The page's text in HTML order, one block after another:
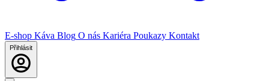
E-shop Káva Blog O nás Kariéra Poukazy Kontakt
Přihlásit